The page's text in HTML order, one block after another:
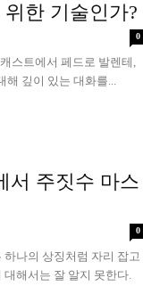
한 기술인가?
0
스트에서 페드로 발렌테,
해 깊이 있는 대화를...
서 주짓수 마스
0
나의 상징처럼 자리 잡고
해서는 잘 알지 못한다.